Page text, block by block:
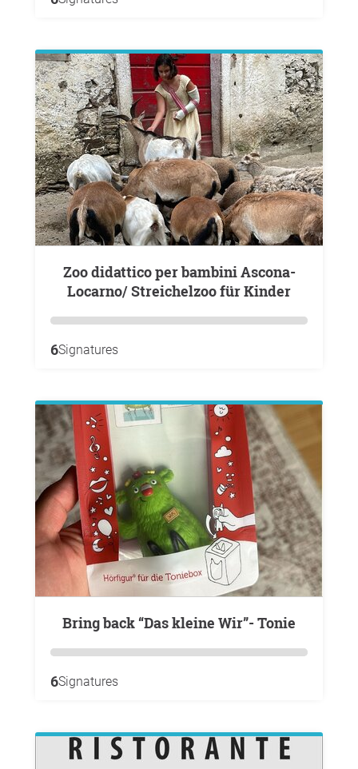
Zoo didattico per bambini Ascona-
Locarno/ Streichelzoo für Kinder
6Signatures
Bring back “Das kleine Wir”- Tonie
6Signatures